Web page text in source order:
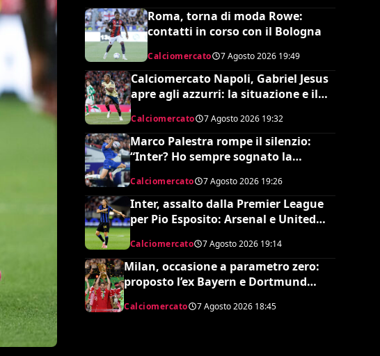
Roma, torna di moda Rowe:
contatti in corso con il Bologna
Calciomercato 7 Agosto 2026 19:49
Calciomercato Napoli, Gabriel Jesus
apre agli azzurri: la situazione e il
Calciomercato 7 Agosto 2026 19:32
Marco Palestra rompe il silenzio:
“Inter? Ho sempre sognato la
Calciomercato 7 Agosto 2026 19:26
Inter, assalto dalla Premier League
per Pio Esposito: Arsenal e United
pronti al maxi rilancio
Calciomercato 7 Agosto 2026 19:14
Milan, occasione a parametro zero:
proposto l’ex Bayern e Dortmund
modulo
Calciomercato 7 Agosto 2026 18:45